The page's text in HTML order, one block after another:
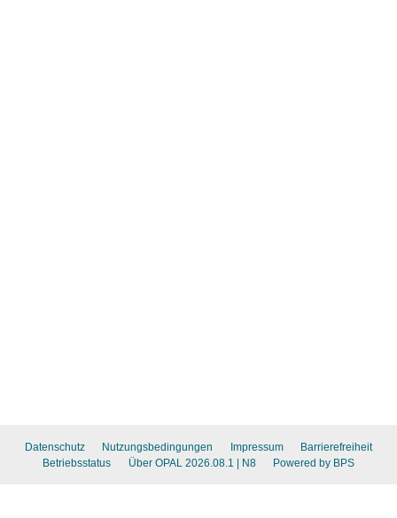
Datenschutz Nutzungsbedingungen Impressum
Barrierefreiheit
Betriebsstatus
Über OPAL 2026.08.1 | N8 Powered by BPS